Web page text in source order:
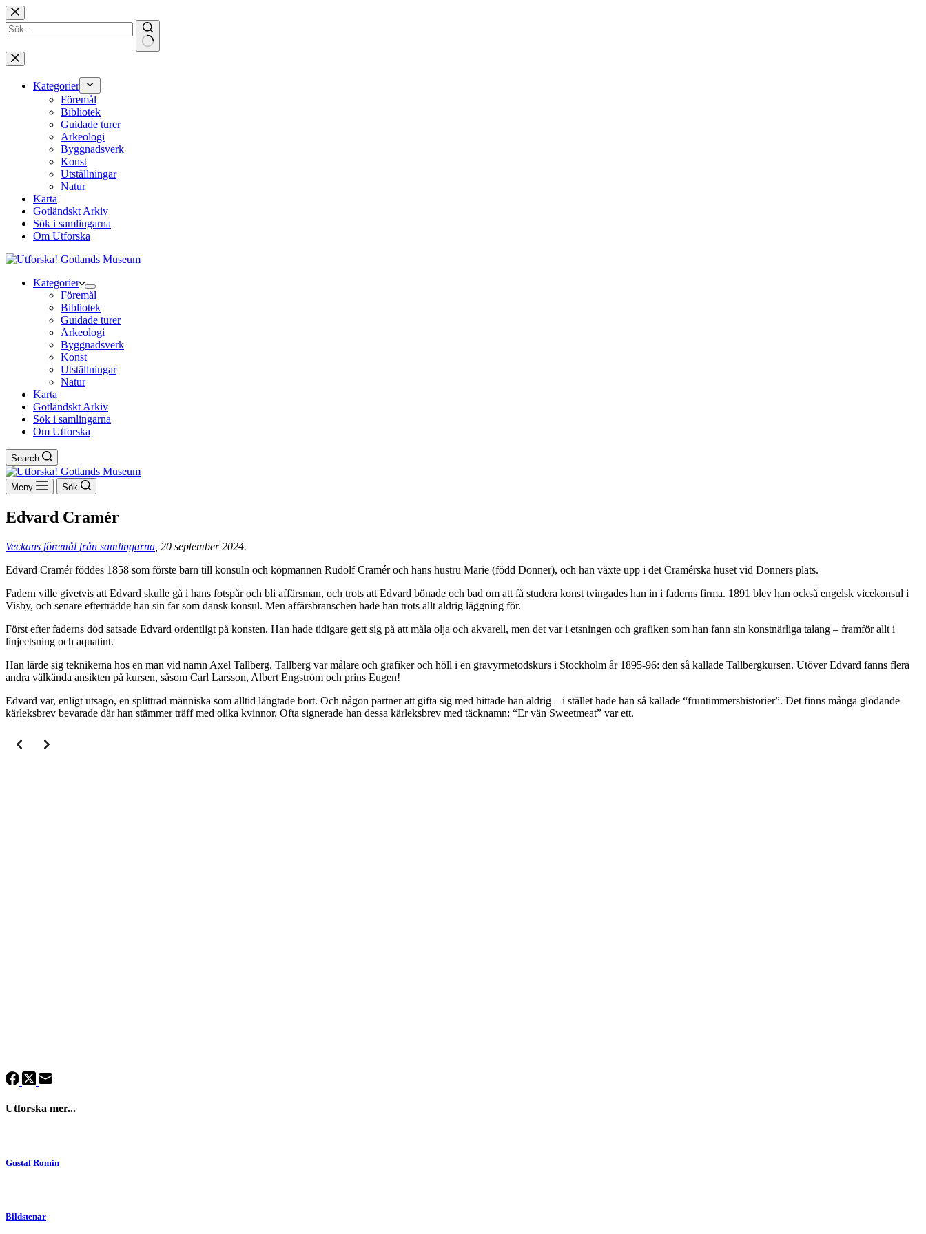
Hoppa
till
innehåll
Inga
resultat
Kategorier
Föremål
Bibliotek
Guidade turer
Arkeologi
Byggnadsverk
Konst
Utställningar
Natur
Karta
Gotländskt Arkiv
Sök i samlingarna
Om Utforska
Kategorier
Föremål
Bibliotek
Guidade turer
Arkeologi
Byggnadsverk
Konst
Utställningar
Natur
Karta
Gotländskt Arkiv
Sök i samlingarna
Om Utforska
Search
Meny Sök
Edvard Cramér
Veckans föremål från samlingarna , 20 september 2024.
Edvard Cramér föddes 1858 som förste barn till konsuln och köpmannen Rudolf Cramér och hans hustru Marie (född Donner), och han växte upp i det Cramérska huset vid Donners plats.
Fadern ville givetvis att Edvard skulle gå i hans fotspår och bli affärsman, och trots att Edvard bönade och bad om att få studera konst tvingades han in i faderns firma. 1891 blev han också engelsk vicekonsul i
Visby, och senare efterträdde han sin far som dansk konsul. Men affärsbranschen hade han trots allt aldrig läggning för.
Först efter faderns död satsade Edvard ordentligt på konsten. Han hade tidigare gett sig på att måla olja och akvarell, men det var i etsningen och grafiken som han fann sin konstnärliga talang – framför allt i
linjeetsning och aquatint.
Han lärde sig teknikerna hos en man vid namn Axel Tallberg. Tallberg var målare och grafiker och höll i en gravyrmetodskurs i Stockholm år 1895-96: den så kallade Tallbergkursen. Utöver Edvard fanns flera
andra välkända ansikten på kursen, såsom Carl Larsson, Albert Engström och prins Eugen!
Edvard var, enligt utsago, en splittrad människa som alltid längtade bort. Och någon partner att gifta sig med hittade han aldrig – i stället hade han så kallade “fruntimmershistorier”. Det finns många glödande
kärleksbrev bevarade där han stämmer träff med olika kvinnor. Ofta signerade han dessa kärleksbrev med täcknamn: “Er vän Sweetmeat” var ett.
Utforska mer...
Gustaf Romin
Bildstenar